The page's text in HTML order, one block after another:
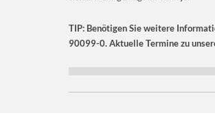
TIP: Benötigen Sie weitere
90099-0. Aktuelle Termine zu